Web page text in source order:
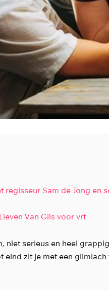
regisseur Sam de Jong en
Van Gils voor vrt
niet serieus en heel
eind zit je met een